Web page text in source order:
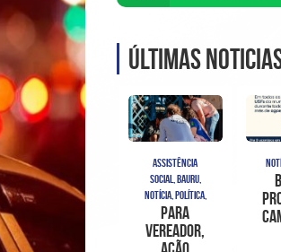
Últimas
ASSISTÊNCIA
SOCIAL, BAURU,
NOTÍCIA, POLÍTICA,
Para
vereador,
ação